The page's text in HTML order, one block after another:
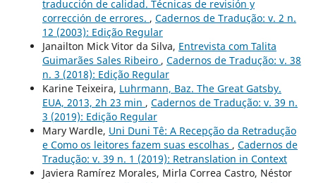
traducción de calidad. Técnicas de revisión y
corrección de errores. , Cadernos de Tradução: v. 2 n.
12 (2003): Edição Regular
Janailton Mick Vitor da Silva, Entrevista com Talita
Guimarães Sales Ribeiro , Cadernos de Tradução: v. 38
n. 3 (2018): Edição Regular
Karine Teixeira, Luhrmann, Baz. The Great Gatsby.
EUA, 2013, 2h 23 min , Cadernos de Tradução: v. 39 n.
3 (2019): Edição Regular
Mary Wardle, Uni Duni Tê: A Recepção da Retradução
e Como os leitores fazem suas escolhas , Cadernos de
Tradução: v. 39 n. 1 (2019): Retranslation in Context
Javiera Ramírez Morales, Mirla Correa Castro, Néstor